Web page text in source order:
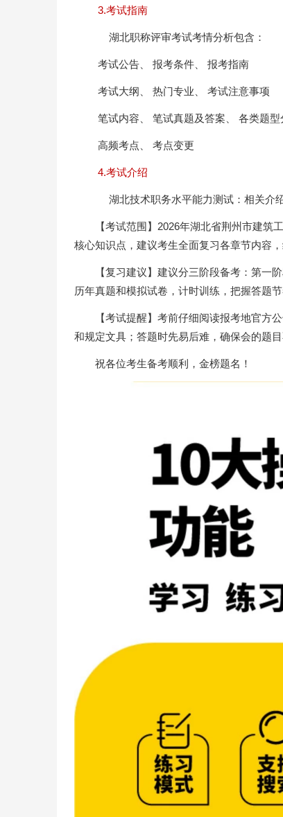
3.考试指南
湖北职称评审考试考情分析包含：
考试公告、 报考条件、 报考指南
考试大纲、 热门专业、 考试注意事项
笔试内容、 笔试真题及答案、 各类题型
高频考点、 考点变更
4.考试介绍
湖北技术职务水平能力测试：相关介
【考试范围】2026年湖北省荆州市建
核心知识点，建议考生全面复习各章节内容
【复习建议】建议分三阶段备考：第一
历年真题和模拟试卷，计时训练，把握答题节
【考试提醒】考前仔细阅读报考地官方
和规定文具；答题时先易后难，确保会的题目
祝各位考生备考顺利，金榜题名！